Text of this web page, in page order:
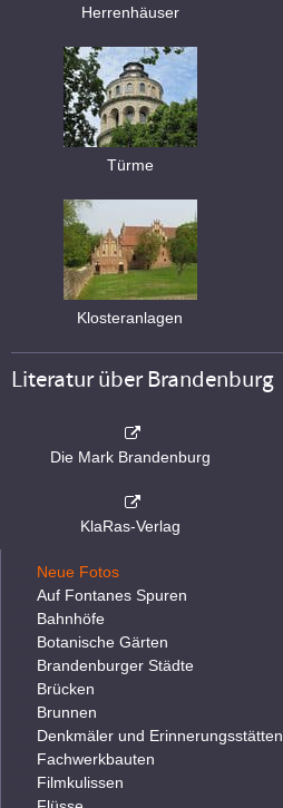
Herrenhäuser
Türme
Klosteranlagen
Literatur über Brandenburg
Die Mark Brandenburg
KlaRas-Verlag
Neue Fotos
Auf Fontanes Spuren
Bahnhöfe
Botanische Gärten
Brandenburger Städte
Brücken
Brunnen
Denkmäler und Erinnerungsstätten
Fachwerkbauten
Filmkulissen